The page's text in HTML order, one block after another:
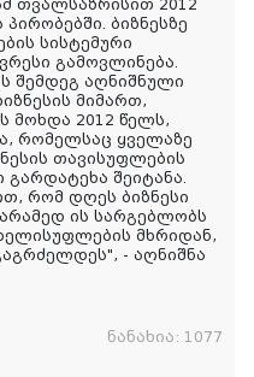
თვალსაზრისით 2012
ბიზნესზე
სისტემური
გამოვლინება.
შემდეგ აღნიშნული
მიმართ,
მოხდა 2012 წელს,
რომელსაც ყველაზე
თავისუფლების
გარდატეხა შეიტანა.
რომ დღეს ბიზნესი
ის სარგებლობს
მხრიდან,
- აღნიშნა
ნანახია: 1077